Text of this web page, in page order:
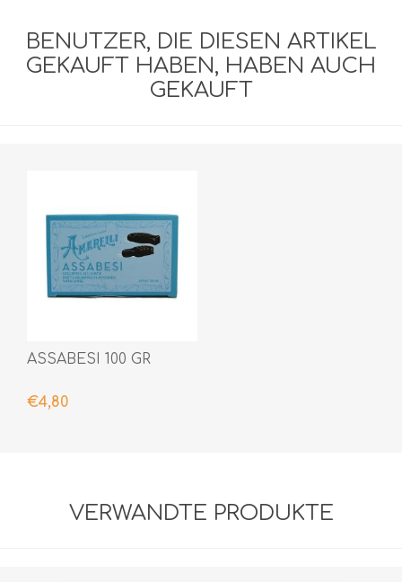
BENUTZER, DIE DIESEN ARTIKEL
GEKAUFT HABEN, HABEN AUCH
GEKAUFT
ASSABESI 100 GR
€4,80
VERWANDTE PRODUKTE